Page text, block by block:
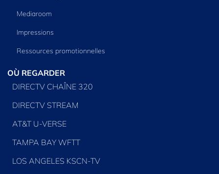
Mediaroom
Impressions
Ressources promotionnelles
OÙ REGARDER
DIRECTV CHAÎNE 320
DIRECTV STREAM
AT&T U-VERSE
TAMPA BAY WFTT
LOS ANGELES KSCN-TV